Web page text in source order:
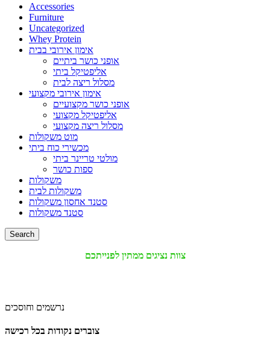
Accessories
Furniture
Uncategorized
Whey Protein
אימון אירובי בבית
אופני כושר ביתיים
אליפטיקל ביתי
מסלול ריצה לבית
אימון אירובי מקצועי
אופני כושר מקצועיים
אליפטיקל מקצועי
מסלול ריצה מקצועי
מוט משקולות
מכשירי כוח ביתי
מולטי טריינר ביתי
ספות כושר
משקולות
משקולות לבית
סטנד אחסון משקולות
סטנד משקולות
Search
צוות נציגים ממתין לפנייתכם
נרשמים וחוסכים
צוברים נקודות בכל רכישה